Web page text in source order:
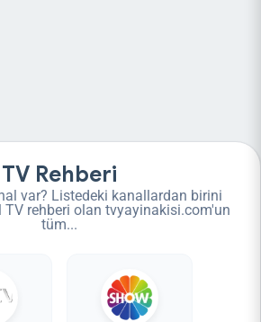
TV Rehberi
var? Listedeki kanallardan birini
TV rehberi olan tvyayinakisi.com'un
tüm...